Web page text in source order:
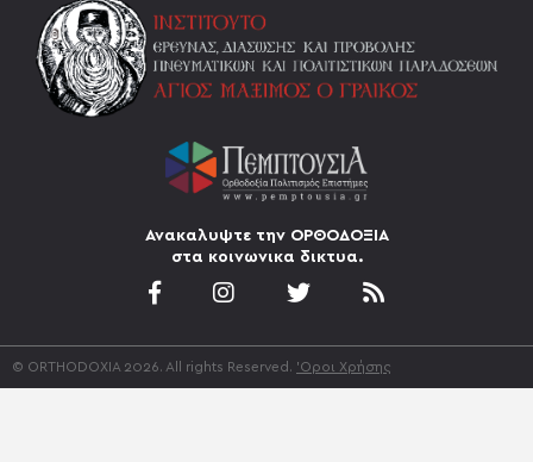
Ανακαλυψτε την ΟΡΘΟΔΟΞΙΑ
στα κοινωνικα δικτυα.
© ORTHODOXIA 2026. All rights Reserved. 'Οροι Χρήσης